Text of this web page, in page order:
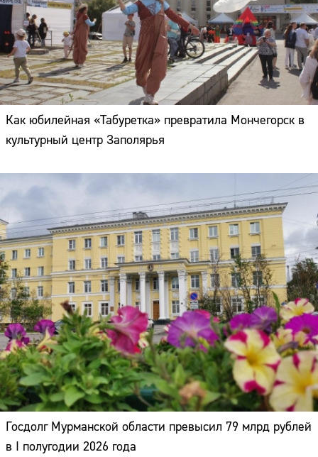
Как юбилейная «Табуретка» превратила Мончегорск в
культурный центр Заполярья
Госдолг Мурманской области превысил 79 млрд рублей
в I полугодии 2026 года